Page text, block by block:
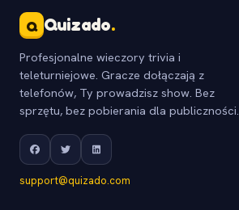
Q Quizado.
Profesjonalne wieczory trivia i
teleturniejowe. Gracze dołączają z
telefonów, Ty prowadzisz show. Bez
sprzętu, bez pobierania dla publiczności.
support@quizado.com